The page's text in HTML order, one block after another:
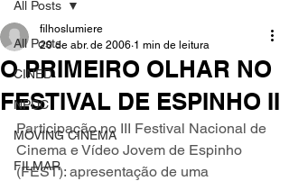
All Posts
CINED
NPDC
MOVING CINEMA
FILMAR
All Posts
O PRIMEIRO OLHAR NO
FESTIVAL DE ESPINHO II
filhoslumiere
20 de abr. de 2006 1 min de leitura
Participação no III Festival Nacional de
Cinema e Vídeo Jovem de Espinho
(FEST): apresentação de uma